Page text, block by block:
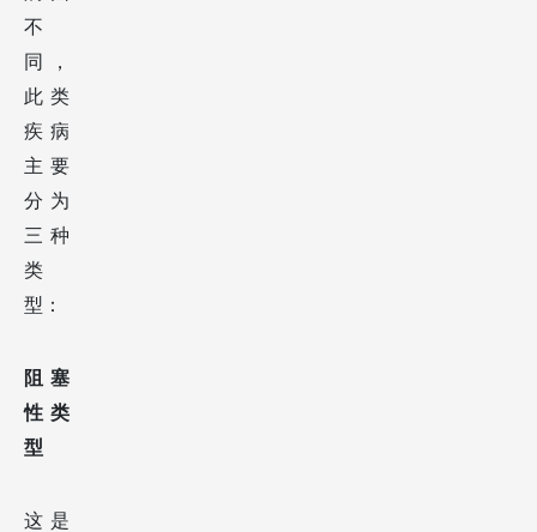
不
同，
此类
疾病
主要
分为
三种
类
型：
阻塞
性类
型
这是